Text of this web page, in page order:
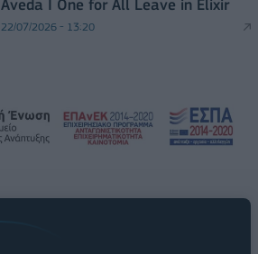
Aveda I One for All Leave in Elixir
22/07/2026 - 13:20